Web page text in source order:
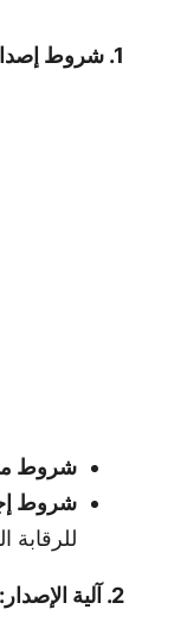
1. شروط إصدار القرض:
شروط
شروط
للرقابة
2. آلية الإصدار: